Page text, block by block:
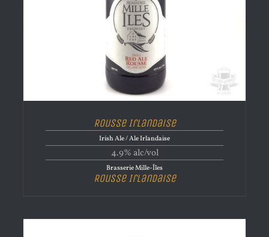
Rousse Irlandaise
Irish Ale / Ale Irlandaise
4.9% alc/vol
Brasserie Mille-Îles
Rousse Irlandaise